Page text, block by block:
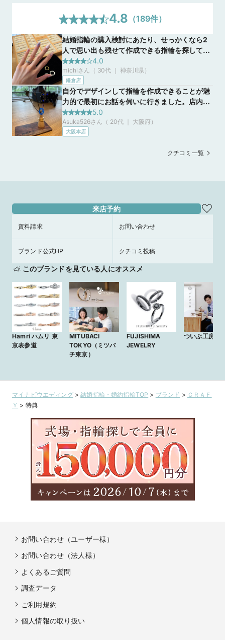
4.8 （189件）
結婚指輪の購入検討にあたり、せっかくなら2
人で思い出も残せて作成できる指輪を探してい
ました。手作りの工法も何種類かありデザイン
も自由で豊富な為、人と被りたくない私にとっ
てはとても魅力的でした！シルバーの種類も豊
富でした！
4.0
michiさん（ 30代 ｜ 神奈川県）
鎌倉店
自分でデザインして指輪を作成できることが魅
力的で最初にお話を伺いに行きました。店内も
綺麗でスタッフの皆様も丁寧で、購入前に何度
も電話で質問しましたが、毎回丁寧に優しく対
応いただきとても安心しました。作成日当日は
5.0
Asuka526さん（ 20代 ｜ 大阪府）
大阪本店
クチコミ一覧
来店予約
資料請求 お問い合わせ
ブランド公式HP クチコミ投稿
このブランドを見ている人にオススメ
Hamri ハムリ 東
京表参道
MITUBACI
TOKYO（ミツバ
チ東京）
FUJISHIMA
JEWELRY
ついぶ工房
マイナビウエディング>結婚指輪・婚約指輪TOP > ブランド > ＣＲＡＦ
Ｙ > 特典
お問い合わせ（ユーザー様）
お問い合わせ（法人様）
よくあるご質問
調査データ
ご利用規約
個人情報の取り扱い